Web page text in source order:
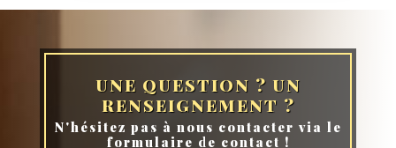
UNE QUESTION ? UN
RENSEIGNEMENT ?
N'hésitez pas à nous contacter via le
formulaire de contact !